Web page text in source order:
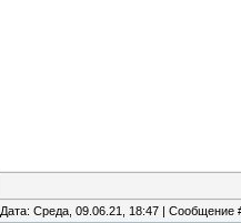
Дата: Среда, 09.06.21, 18:47 | Сообщение